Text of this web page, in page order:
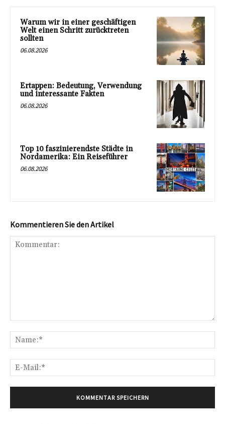
Warum wir in einer geschäftigen
Welt einen Schritt zurücktreten
sollten
06.08.2026
Ertappen: Bedeutung, Verwendung
und interessante Fakten
06.08.2026
Top 10 faszinierendste Städte in
Nordamerika: Ein Reiseführer
06.08.2026
Kommentieren Sie den Artikel